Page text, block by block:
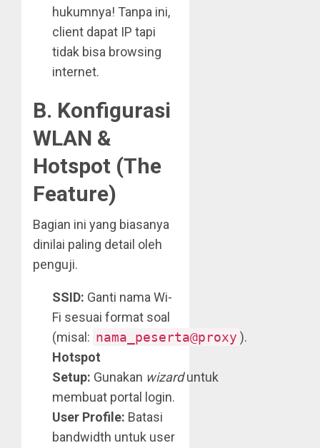
hukumnya! Tanpa ini,
client dapat IP tapi
tidak bisa browsing
internet.
B. Konfigurasi
WLAN &
Hotspot (The
Feature)
Bagian ini yang biasanya
dinilai paling detail oleh
penguji.
SSID: Ganti nama Wi-
Fi sesuai format soal
(misal: nama_peserta@proxy ).
Hotspot
Setup: Gunakan wizarduntuk
membuat portal login.
User Profile: Batasi
bandwidth untuk user